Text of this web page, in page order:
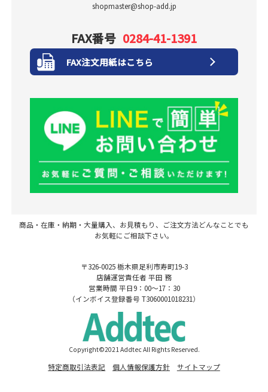
shopmaster@shop-add.jp
FAX番号 0284-41-1391
FAX注文用紙はこちら
商品・在庫・納期・大量購入、お見積もり、ご注文方法どんなことでも
お気軽にご相談下さい。
〒326-0025 栃木県足利市寿町19-3
店舗運営責任者 平田 務
営業時間 平日9：00～17：30
（インボイス登録番号 T3060001018231）
Copyright©2021 Addtec All Rights Reserved.
特定商取引法表記 個人情報保護方針 サイトマップ